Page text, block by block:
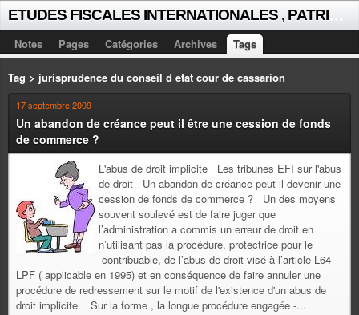
Notes Pages Catégories Archives Tags
Tag > jurisprudence du conseil d etat cour de cassarion
17 septembre 2009
Un abandon de créance peut il être une cession de fonds
de commerce ?
L'abus de droit implicite Les tribunes EFI sur l'abus
de droit Un abandon de créance peut il devenir une
cession de fonds de commerce ? Un des moyens
souvent soulevé est de faire juger que
l’administration a commis un erreur de droit en
n’utilisant pas la procédure, protectrice pour le
contribuable, de l’abus de droit visé à l’article L64
LPF ( applicable en 1995) et en conséquence de faire annuler une
procédure de redressement sur le motif de l'existence d'un abus de
droit implicite. Sur la forme , la longue procédure engagée -...